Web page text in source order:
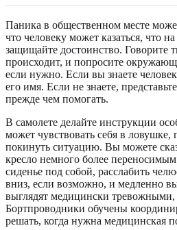
Паника в общественном месте
что человеку может казаться, что
защищайте достоинство. Говорите
происходит, и попросите
если нужно. Если вы знаете
его имя. Если не знаете,
прежде чем помогать.
В самолете делайте инструкции
может чувствовать себя в
покинуть ситуацию. Вы можете
кресло немного более
сиденье под собой, расслабить
вниз, если возможно, и медленно
выглядят медицински тревожными,
Бортпроводники обучены
решать, когда нужна медицинская